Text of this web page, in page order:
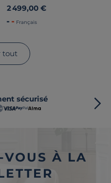
2 499,00 €
Français
tout
sécurisé
VOUS À LA